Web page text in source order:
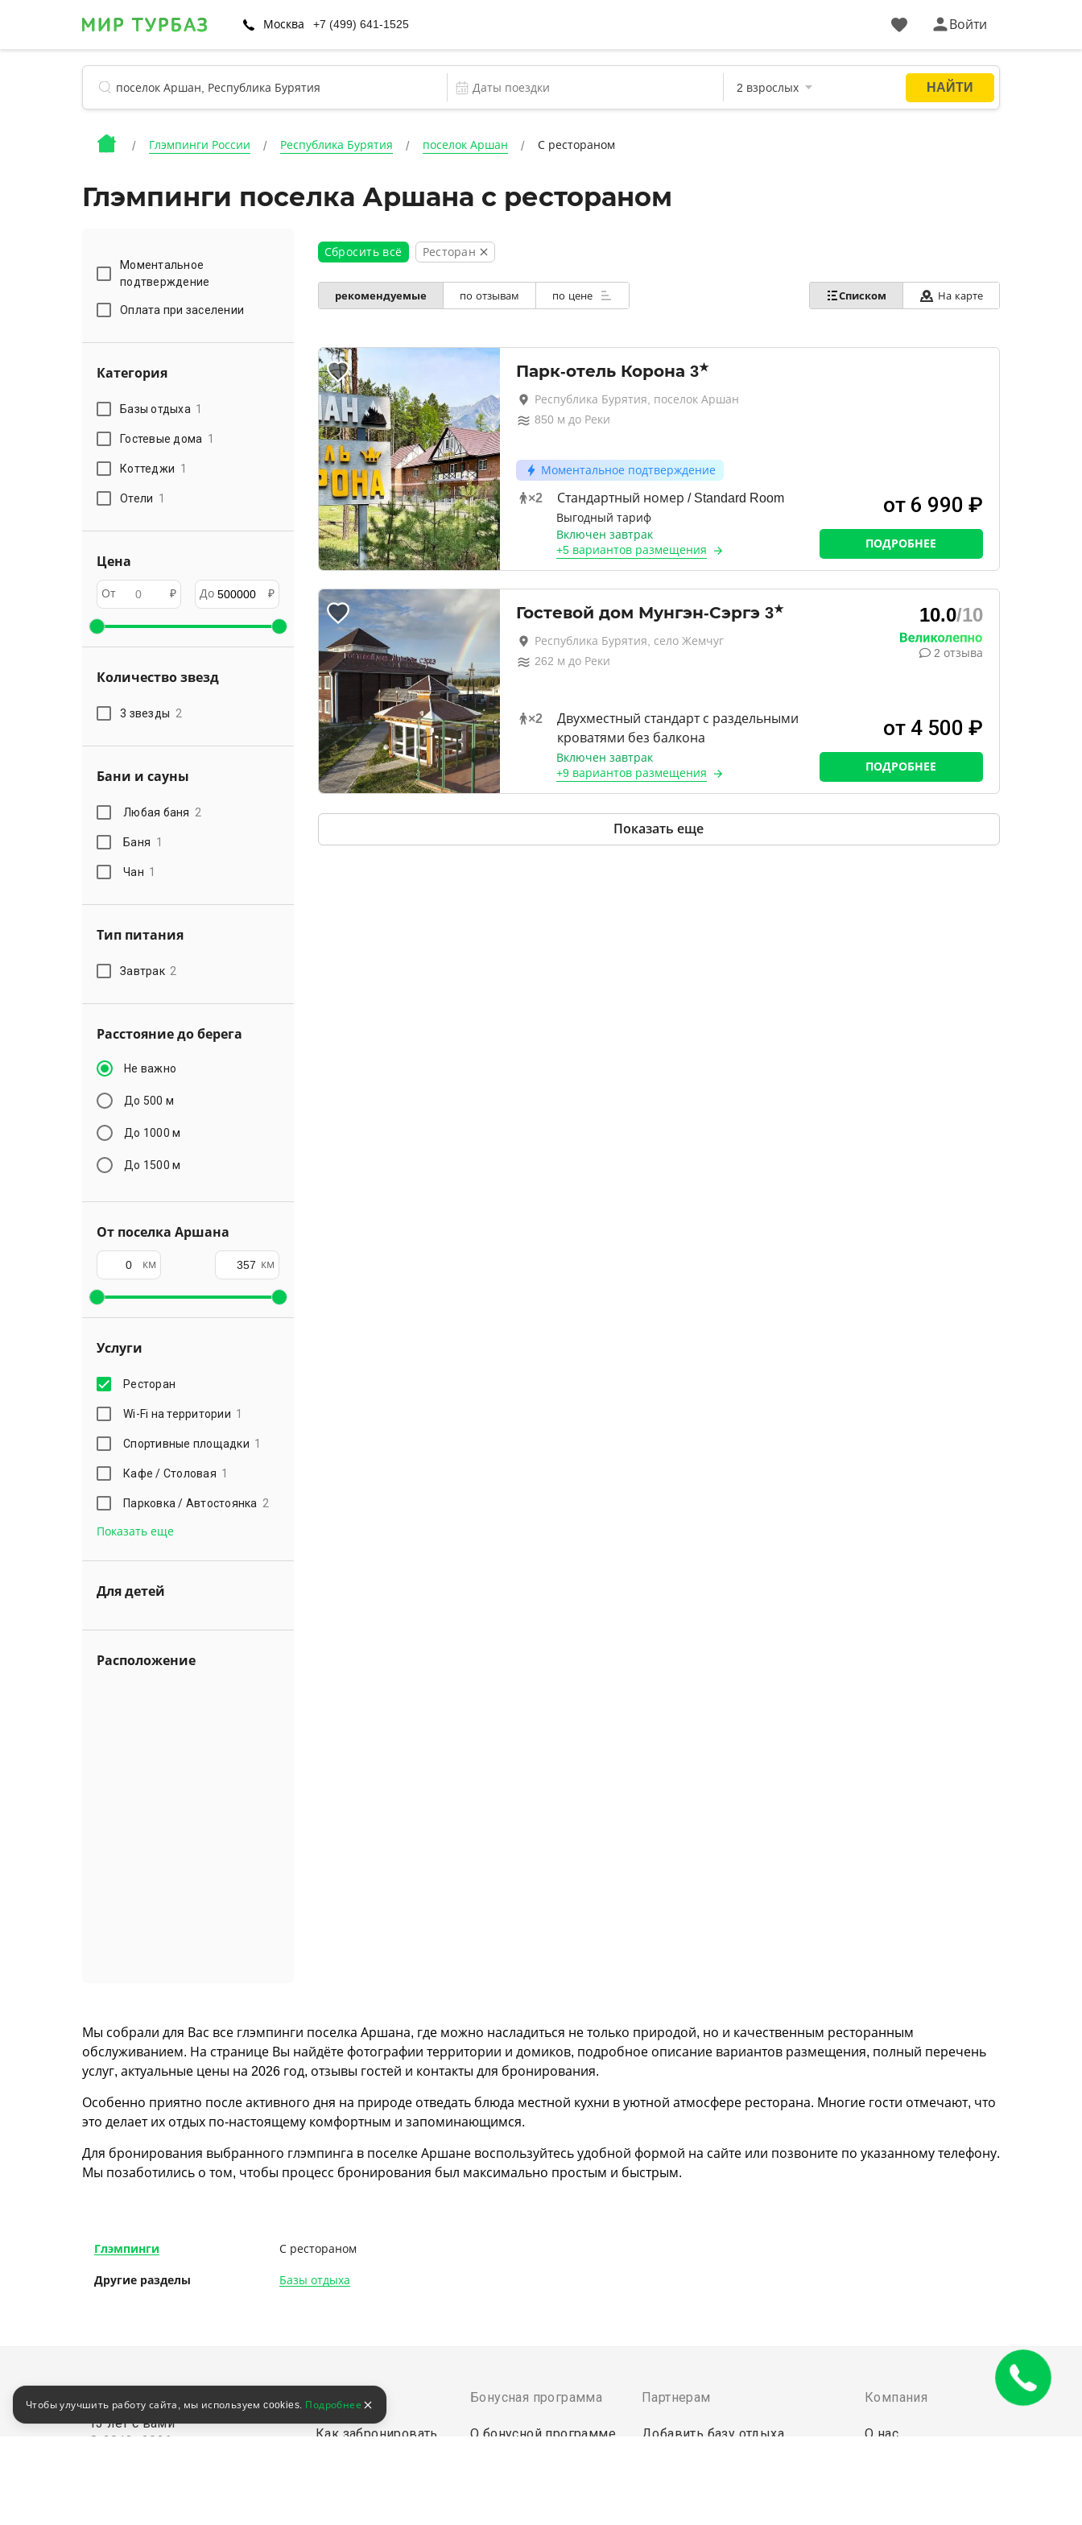
Москва +7 (499) 641-1525 Войти
Глэмпинги России Республика Бурятия поселок Аршан С рестораном
Глэмпинги поселка Аршана с рестораном
Моментальное
подтверждение
Оплата при заселении
Категория
Базы отдыха 1
Гостевые дома 1
Коттеджи 1
Отели 1
Цена
От ₽ До ₽
Количество звезд
3 звезды 2
Бани и сауны
Любая баня 2
Баня 1
Чан 1
Тип питания
Завтрак 2
Расстояние до берега
Не важно
До 500 м
До 1000 м
До 1500 м
От поселка Аршана
км км
Услуги
Ресторан
Wi-Fi на территории 1
Спортивные площадки 1
Кафе / Столовая 1
Парковка / Автостоянка 2
Показать еще
Для детей
Расположение
Сбросить всё Ресторан
рекомендуемые по отзывам по цене Списком На карте
Парк-отель Корона 3★
Республика Бурятия, поселок Аршан
850 м до Реки
Моментальное подтверждение
×2 Стандартный номер / Standard Room
Выгодный тариф
Включен завтрак
+5 вариантовразмещения
от 6 990 ₽
ПОДРОБНЕЕ
Гостевой дом Мунгэн-Сэргэ 3★
Республика Бурятия, село Жемчуг
262 м до Реки
×2
Двухместный стандарт с раздельными
кроватями без балкона
Включен завтрак
+9 вариантовразмещения
10.0/10
2 отзыва
от 4 500 ₽
ПОДРОБНЕЕ
Показать еще
Мы собрали для Вас все глэмпинги поселка Аршана, где можно насладиться не только природой, но и качественным ресторанным
обслуживанием. На странице Вы найдёте фотографии территории и домиков, подробное описание вариантов размещения, полный перечень
услуг, актуальные цены на 2026 год, отзывы гостей и контакты для бронирования.
Особенно приятно после активного дня на природе отведать блюда местной кухни в уютной атмосфере ресторана. Многие гости отмечают, что
это делает их отдых по-настоящему комфортным и запоминающимся.
Для бронирования выбранного глэмпинга в поселке Аршане воспользуйтесь удобной формой на сайте или позвоните по указанному телефону.
Мы позаботились о том, чтобы процесс бронирования был максимально простым и быстрым.
Глэмпинги С рестораном
Другие разделы Базы отдыха
13 лет с вами
© 2013–2026
Как забронировать
Бонусная программа
О бонусной программе
Партнерам
Добавить базу отдыха
Компания
О нас
Чтобы улучшить работу сайта, мы используем cookies. Подробнее